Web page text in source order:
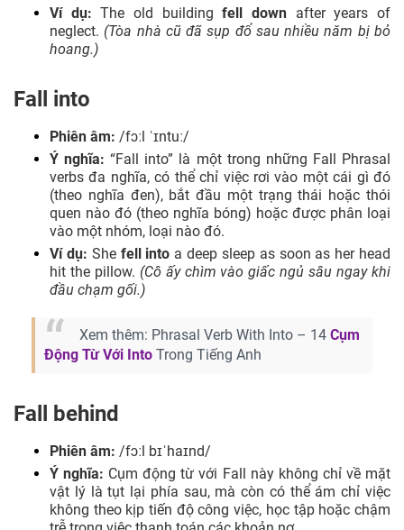
Ví dụ:The old buildingfell down after years of
neglect. (Tòa nhà cũ đã sụp đổ sau nhiều năm bị bỏ
hoang.)
Fall into
Phiên âm: /fɔːl ˈɪntuː/
Ý nghĩa: “Fall into” là một trong những Fall Phrasal
verbs đa nghĩa, có thể chỉ việc rơi vào một cái gì đó
(theo nghĩa đen), bắt đầu một trạng thái hoặc thói
quen nào đó (theo nghĩa bóng) hoặc được phân loại
vào một nhóm, loại nào đó.
Ví dụ: She fell into a deep sleep as soon as her head
hit the pillow. (Cô ấy chìm vào giấc ngủ sâu ngay khi
đầu chạm gối.)
Xem thêm: Phrasal Verb With Into – 14 Cụm
Động Từ Với Into Trong Tiếng Anh
Fall behind
Phiên âm: /fɔːl bɪˈhaɪnd/
Ý nghĩa: Cụm động từ với Fall này không chỉ về mặt
vật lý là tụt lại phía sau, mà còn có thể ám chỉ việc
không theo kịp tiến độ công việc, học tập hoặc chậm